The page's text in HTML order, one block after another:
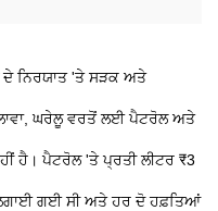
ਦੇ ਨਿਰਯਾਤ 'ਤੇ ਸੜਕ ਅਤੇ
ਘਰੇਲੂ ਵਰਤੋਂ ਲਈ ਪੈਟਰੋਲ ਅਤੇ
ਹੈ। ਪੈਟਰੋਲ 'ਤੇ ਪ੍ਰਤੀ ਲੀਟਰ ₹3
ਲਗਾਈ ਗਈ ਸੀ ਅਤੇ ਹਰ ਦੋ ਹਫ਼ਤਿਆਂ